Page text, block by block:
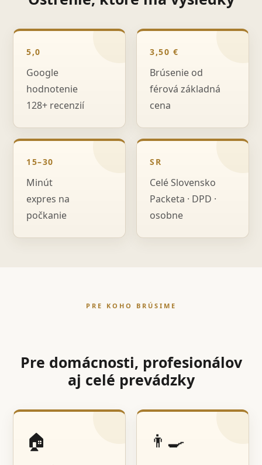
5,0
Google
hodnotenie
128+ recenzií
3,50 €
Brúsenie od
férová základná
cena
15–30
Minút
expres na
počkanie
SR
Celé Slovensko
Packeta · DPD ·
osobne
PRE KOHO BRÚSIME
Pre domácnosti, profesionálov
aj celé prevádzky
🏠 👨‍🍳